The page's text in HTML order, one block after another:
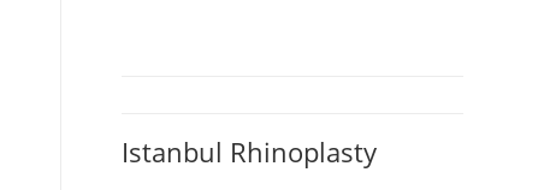
Istanbul Rhinoplasty